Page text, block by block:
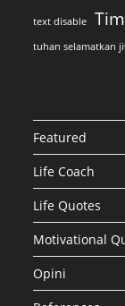
text disable
tuhan selamatkan
Featured
Life Coach
Life Quotes
Motivational
Opini